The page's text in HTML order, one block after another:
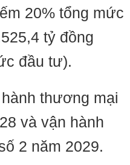
20% tổng mức
tỷ đồng
đầu tư).
thương mại
và vận hành
2 năm 2029.